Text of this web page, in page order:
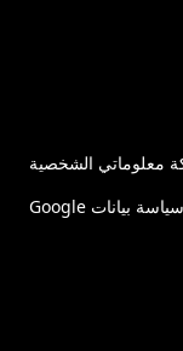
معلوماتي الشخصية
سياسة بيانات Google